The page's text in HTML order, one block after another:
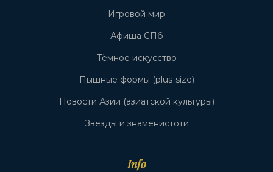
Игровой мир
Афиша СПб
Тёмное искусство
Пышные формы (plus-size)
Новости Азии (азиатской культуры)
Звёзды и знаменистоти
Info